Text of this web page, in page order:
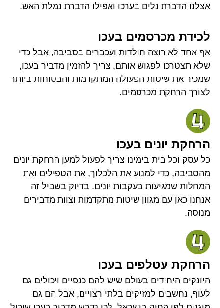
אצלנו הדברת נלים בערכו ואפילו הדברת נמלת האש.
לכידת מכרסמים בעכו
אף אחד לא רוצה חולדות ועכברים בסביבה, אבל כדי
שלא תצטרכו לפגוש אותם, צריך להזמין מדביר בעכו,
שמכיר את שיטות הפעולה המתקדמות והבטוחות ביותר
לצורך הרחקת מכרסמים.
הרחקת יונים בעכו
כל עסק וכל בית בימינו צריך לפעול למען הרחקת יונים
מהסביבה, כדי למנוע את הלכלוך, את הטפילים ואת
המחלות שמגיעות בעקבות יונים. בדיוק בשביל זה
אנחנו כאן עם מגוון שיטות מתקדמות וצוות מדבירים
מנוסה.
הרחקת עטלפים בעכו
היונקים היחידים בעולם שיש להם כנפיים ויכולים גם
לעוף, נחשבים למזיקים בלתי רצויים, אבל הם גם